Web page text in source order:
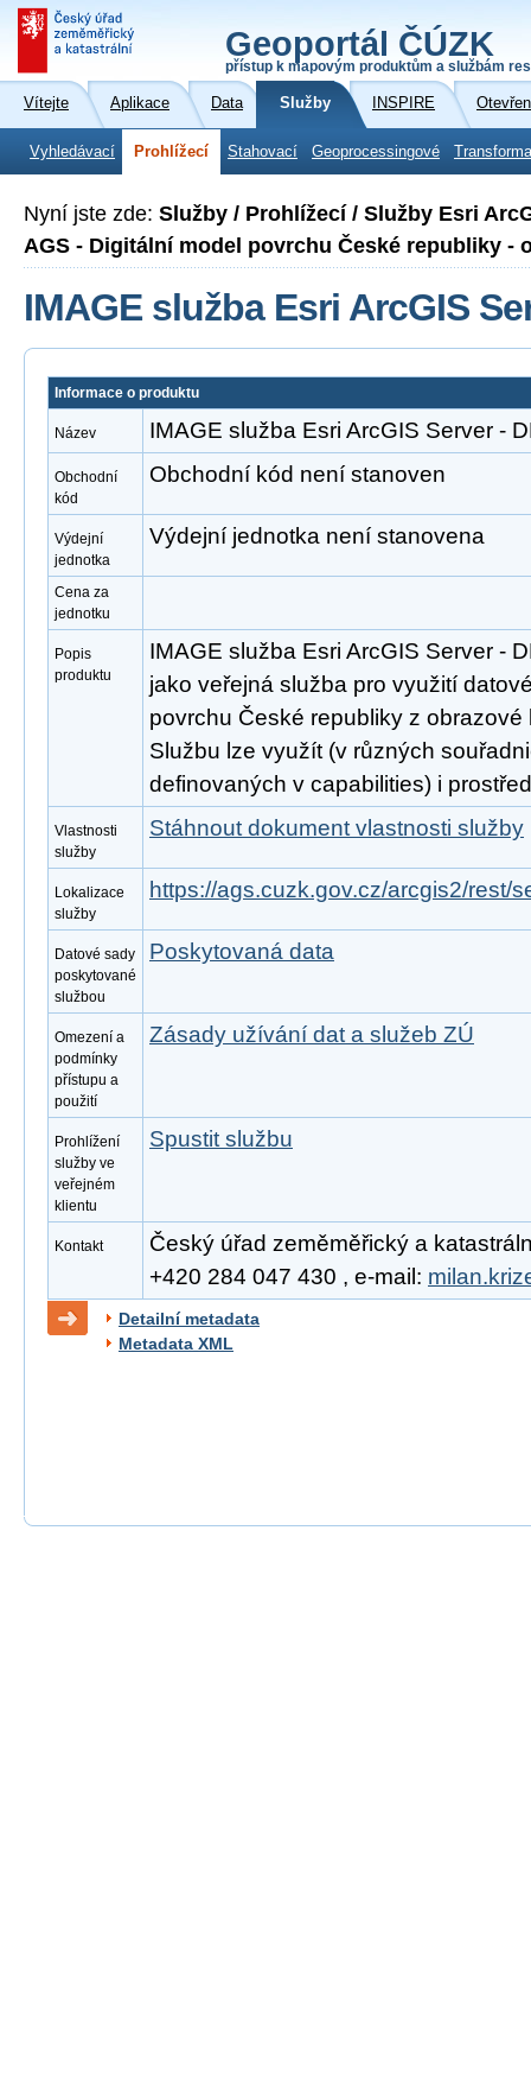
Geoportál ČÚZK
přístup k mapovým produktům a službám
Vítejte Aplikace Data Služby INSPIRE
Vyhledávací Prohlížecí Stahovací Geoprocessingové
Nyní jste zde: Služby / Prohlížecí / Služby Esri
AGS - Digitální model povrchu České republiky -
IMAGE služba Esri ArcGIS
Informace o produktu
Název IMAGE služba Esri ArcGIS Server -
Obchodní
kód
Obchodní kód není stanoven
Výdejní
jednotka
Výdejní jednotka není stanovena
Cena za
jednotku
Popis
produktu
IMAGE služba Esri ArcGIS Server -
jako veřejná služba pro využití
povrchu České republiky z obrazové
Službu lze využít (v různých
definovaných v capabilities) i
Vlastnosti
služby
Stáhnout dokument vlastnosti služby
Lokalizace
služby
https://ags.cuzk.gov.cz/arcgis2/rest/
Datové sady
poskytované
službou
Poskytovaná data
Omezení a
podmínky
přístupu a
použití
Zásady užívání dat a služeb ZÚ
Prohlížení
služby ve
veřejném
klientu
Spustit službu
Kontakt
Český úřad zeměměřický a
+420 284 047 430 , e-mail:
Detailní metadata
Metadata XML